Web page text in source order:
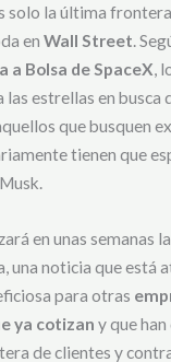
solo la última
en Wall Street.
a Bolsa de SpaceX,
las estrellas en busca
que busquen
tienen que
en unas semanas
una noticia que está
para otras
ya cotizan y que
de clientes y